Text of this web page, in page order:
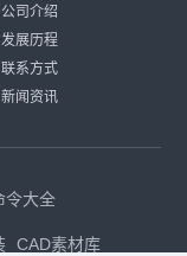
公司介绍
发展历程
联系方式
新闻资讯
令大全
CAD素材库